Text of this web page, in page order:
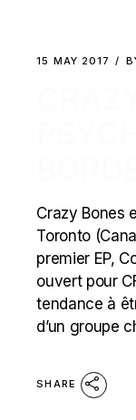
15 MAY 2017
Crazy Bones
Toronto
premier EP,
ouvert pour
tendance à
d’un groupe
SHARE